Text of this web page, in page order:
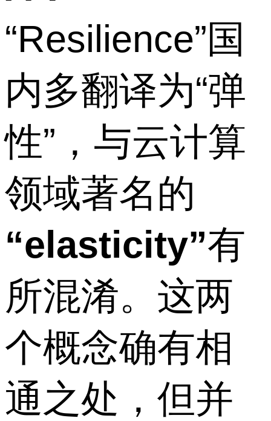
“Resilience”国
内多翻译为“弹
性”，与云计算
领域著名的
“elasticity”有
所混淆。这两
个概念确有相
通之处，但并